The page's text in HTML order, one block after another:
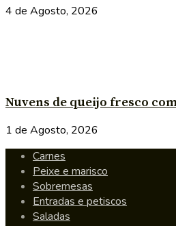
4 de Agosto, 2026
Nuvens de queijo fresco
1 de Agosto, 2026
Carnes
Peixe e marisco
Sobremesas
Entradas e petiscos
Saladas